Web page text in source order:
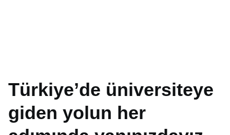
Türkiye’de üniversiteye
giden yolun her